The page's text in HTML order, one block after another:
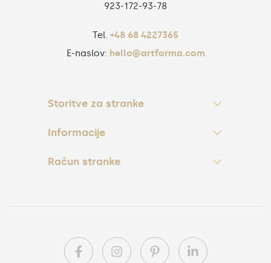
923‑172‑93‑78
Tel. +48 68 4227365
E-naslov: hello@artforma.com
Storitve za stranke
Informacije
Račun stranke